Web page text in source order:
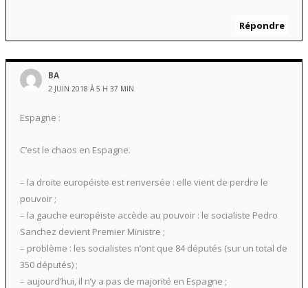
Répondre
BA
2 JUIN 2018 À 5 H 37 MIN
Espagne :
C’est le chaos en Espagne.
– la droite européiste est renversée : elle vient de perdre le
pouvoir ;
– la gauche européiste accède au pouvoir : le socialiste Pedro
Sanchez devient Premier Ministre ;
– problème : les socialistes n’ont que 84 députés (sur un total de
350 députés) ;
– aujourd’hui, il n’y a pas de majorité en Espagne ;